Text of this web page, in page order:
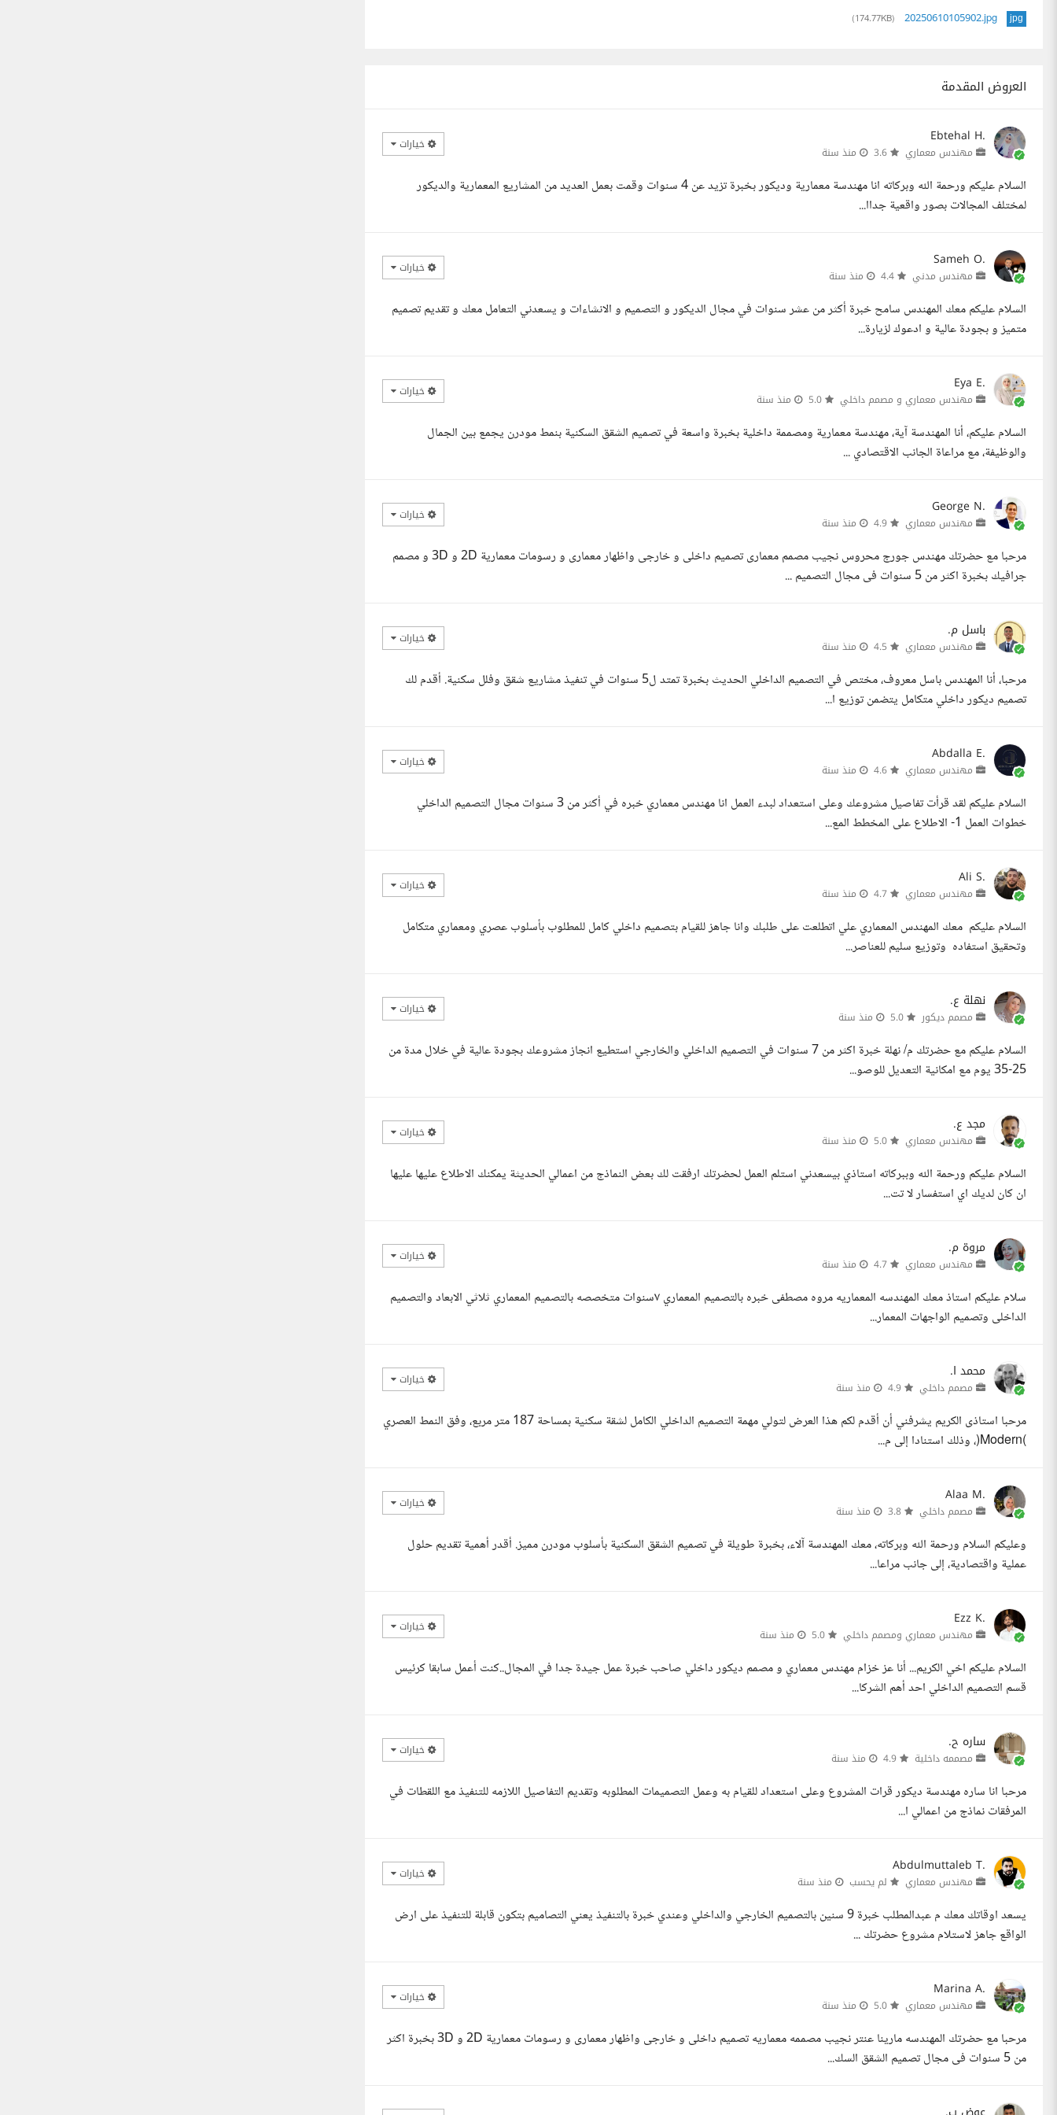
jpg
20250610105902.jpg
(174.77KB)
العروض المقدمة
Ebtehal H.
مهندس معماري منذ سنة خيارات
السلام عليكم ورحمة الله وبركاته انا مهندسة معمارية وديكور بخبرة تزيد عن 4 سنوات وقمت بعمل العديد من المشاريع المعمارية والديكور
لمختلف المجالات بصور واقعية جداا...
Sameh O.
مهندس مدني منذ سنة خيارات
السلام عليكم معك المهندس سامح خبرة أكثر من عشر سنوات في مجال الديكور و التصميم و الانشاءات و يسعدني التعامل معك و تقديم تصميم
متميز و بجودة عالية و ادعوك لزيارة...
Eya E.
مهندس معماري و مصمم داخلي منذ سنة خيارات
السلام عليكم، أنا المهندسة آية، مهندسة معمارية ومصممة داخلية بخبرة واسعة في تصميم الشقق السكنية بنمط مودرن يجمع بين الجمال
والوظيفة، مع مراعاة الجانب الاقتصادي ...
George N.
مهندس معماري منذ سنة خيارات
مرحبا مع حضرتك مهندس جورج محروس نجيب مصمم معمارى تصميم داخلى و خارجى واظهار معمارى و رسومات معمارية 2D و 3D و مصمم
جرافيك بخبرة اكثر من 5 سنوات فى مجال التصميم ...
باسل م.
مهندس معماري منذ سنة خيارات
مرحبا، أنا المهندس باسل معروف، مختص في التصميم الداخلي الحديث بخبرة تمتد ل5 سنوات في تنفيذ مشاريع شقق وفلل سكنية. أقدم لك
تصميم ديكور داخلي متكامل يتضمن توزيع ا...
Abdalla E.
مهندس معماري منذ سنة خيارات
السلام عليكم لقد قرأت تفاصيل مشروعك وعلى استعداد لبدء العمل انا مهندس معماري خبره في أكثر من 3 سنوات مجال التصميم الداخلي
خطوات العمل 1- الاطلاع على المخطط المع...
Ali S.
مهندس معماري منذ سنة خيارات
السلام عليكم معك المهندس المعماري علي اتطلعت على طلبك وانا جاهز للقيام بتصميم داخلي كامل للمطلوب بأسلوب عصري ومعماري متكامل
وتحقيق استفاده وتوزيع سليم للعناصر...
نهلة ع.
مصمم ديكور منذ سنة خيارات
السلام عليكم مع حضرتك م/ نهلة خبرة اكثر من 7 سنوات في التصميم الداخلي والخارجي استطيع انجاز مشروعك بجودة عالية في خلال مدة من
25-35 يوم مع امكانية التعديل للوصو...
مجد ع.
مهندس معماري منذ سنة خيارات
السلام عليكم ورحمة الله وببركاته استاذي بيسعدني استلم العمل لحضرتك ارفقت لك بعض النماذج من اعمالي الحديثة يمكنك الاطلاع عليها عليها
ان كان لديك اي استفسار لا تت...
مروة م.
مهندس معماري منذ سنة خيارات
سلام عليكم استاذ معك المهندسه المعماريه مروه مصطفى خبره بالتصميم المعماري ٧سنوات متخصصه بالتصميم المعماري ثلاثي الابعاد والتصميم
الداخلى وتصميم الواجهات المعمار...
محمد ا.
مصمم داخلي منذ سنة خيارات
مرحبا استاذى الكريم يشرفني أن أقدم لكم هذا العرض لتولي مهمة التصميم الداخلي الكامل لشقة سكنية بمساحة 187 متر مربع، وفق النمط العصري
)Modern(، وذلك استنادا إلى م...
Alaa M.
مصمم داخلي منذ سنة خيارات
وعليكم السلام ورحمة الله وبركاته، معك المهندسة آلاء، بخبرة طويلة في تصميم الشقق السكنية بأسلوب مودرن مميز. أقدر أهمية تقديم حلول
عملية واقتصادية، إلى جانب مراعا...
Ezz K.
مهندس معماري ومصمم داخلي منذ سنة خيارات
السلام عليكم اخي الكريم... أنا عز خزام مهندس معماري و مصمم ديكور داخلي صاحب خبرة عمل جيدة جدا في المجال..كنت أعمل سابقا كرئيس
قسم التصميم الداخلي احد أهم الشركا...
ساره ح.
مصممه داخلية منذ سنة خيارات
مرحبا انا ساره مهندسة ديكور قرات المشروع وعلى استعداد للقيام به وعمل التصميمات المطلوبه وتقديم التفاصيل اللازمه للتنفيذ مع اللقطات في
المرفقات نماذج من اعمالي ا...
Abdulmuttaleb T.
مهندس معماري لم يحسب منذ سنة خيارات
يسعد اوقاتك معك م عبدالمطلب خبرة 9 سنين بالتصميم الخارجي والداخلي وعندي خبرة بالتنفيذ يعني التصاميم بتكون قابلة للتنفيذ على ارض
الواقع جاهز لاستلام مشروع حضرتك ...
Marina A.
مهندس معماري منذ سنة خيارات
مرحبا مع حضرتك المهندسه مارينا عنتر نجيب مصممه معماريه تصميم داخلى و خارجى واظهار معمارى و رسومات معمارية 2D و 3D بخبرة اكثر
من 5 سنوات فى مجال تصميم الشقق السك...